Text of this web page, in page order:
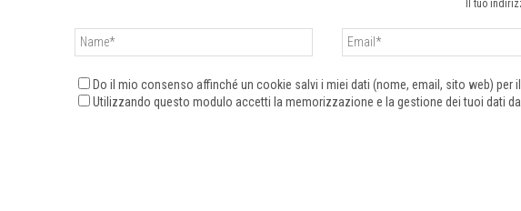
Il tuo
Do il mio consenso affinché un cookie salvi i miei dati (nome, email, sito web) per
Utilizzando questo modulo accetti la memorizzazione e la gestione dei tuoi dati